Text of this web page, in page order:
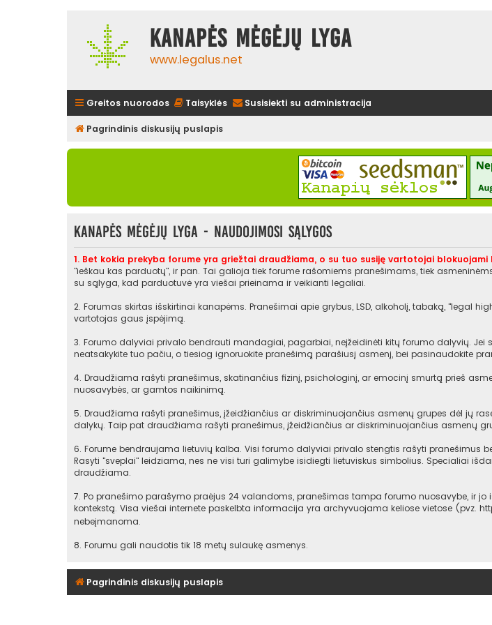
Kanapės mėgėjų lyga
www.legalus.net
Greitos nuorodos Taisyklės Susisiekti su administracija
Pagrindinis diskusijų puslapis
Kanapės mėgėjų lyga - Naudojimosi sąlygos
1. Bet kokia prekyba forume yra griežtai draudžiama, o su tuo susiję vartotojai blokuojami
"ieškau kas parduotų", ir pan. Tai galioja tiek forume rašomiems pranešimams, tiek
su sąlyga, kad parduotuvė yra viešai prieinama ir veikianti legaliai.
2. Forumas skirtas išskirtinai kanapėms. Pranešimai apie grybus, LSD, alkoholį, tabaką, "legal
vartotojas gaus įspėjimą.
3. Forumo dalyviai privalo bendrauti mandagiai, pagarbiai, neįžeidinėti kitų forumo dalyvių.
neatsakykite tuo pačiu, o tiesiog ignoruokite pranešimą parašiusį asmenį, bei pasinaudokite
4. Draudžiama rašyti pranešimus, skatinančius fizinį, psichologinį, ar emocinį smurtą prieš
nuosavybės, ar gamtos naikinimą.
5. Draudžiama rašyti pranešimus, įžeidžiančius ar diskriminuojančius asmenų grupes dėl jų
dalykų. Taip pat draudžiama rašyti pranešimus, įžeidžiančius ar diskriminuojančius asmenų
6. Forume bendraujama lietuvių kalba. Visi forumo dalyviai privalo stengtis rašyti pranešimus
Rasyti "sveplai" leidziama, nes ne visi turi galimybe isidiegti lietuviskus simbolius. Specialiai
draudžiama.
7. Po pranešimo parašymo praėjus 24 valandoms, pranešimas tampa forumo nuosavybe, ir
kontekstą. Visa viešai internete paskelbta informacija yra archyvuojama keliose vietose (pvz.
nebeįmanoma.
8. Forumu gali naudotis tik 18 metų sulaukę asmenys.
Pagrindinis diskusijų puslapis